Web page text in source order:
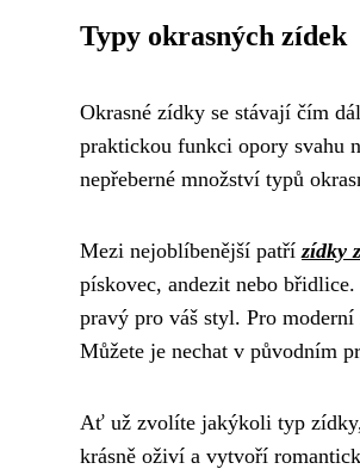
Typy okrasných zídek
Okrasné zídky se stávají čím
praktickou funkci opory svahu
nepřeberné množství typů
Mezi nejoblíbenější patřízídky
pískovec, andezit nebo
pravý pro váš styl. Pro
Můžete je nechat v původním
Ať už zvolíte jakýkoli typ zídky,
krásně oživí a vytvoří